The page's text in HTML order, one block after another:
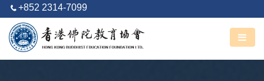
+852 2314-7099